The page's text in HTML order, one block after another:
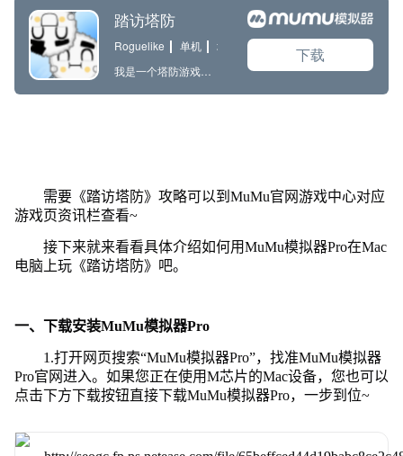
需要《踏访塔防》攻略可以到MuMu官网游戏中心对应
游戏页资讯栏查看~
接下来就来看看具体介绍如何用MuMu模拟器Pro在Mac
电脑上玩《踏访塔防》吧。
一、下载安装MuMu模拟器Pro
1.打开网页搜索“MuMu模拟器Pro”，找准MuMu模拟器
Pro官网进入。如果您正在使用M芯片的Mac设备，您也可以
点击下方下载按钮直接下载MuMu模拟器Pro，一步到位~